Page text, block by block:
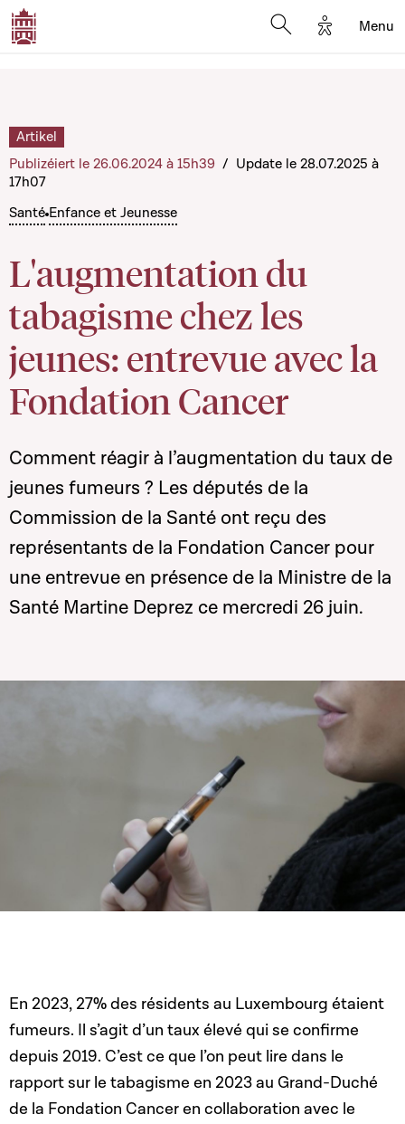
Options
Menu
Santé Enfance et Jeunesse
L'augmentation du
tabagisme chez les
jeunes: entrevue avec la
Fondation Cancer
Artikel
Publizéiert le 26.06.2024 à 15h39 / Update le 28.07.2025 à
17h07
Comment réagir à l’augmentation du taux de
jeunes fumeurs ? Les députés de la
Commission de la Santé ont reçu des
représentants de la Fondation Cancer pour
une entrevue en présence de la Ministre de la
Santé Martine Deprez ce mercredi 26 juin.
En 2023, 27% des résidents au Luxembourg étaient
fumeurs. Il s’agit d’un taux élevé qui se confirme
depuis 2019. C’est ce que l’on peut lire dans le
rapport sur le tabagisme en 2023 au Grand-Duché
de la Fondation Cancer en collaboration avec le